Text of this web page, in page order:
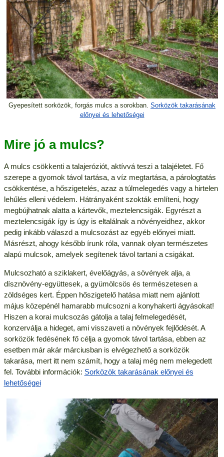
Gyepesített sorközök, forgás mulcs a sorokban. Sorközök takarásának
előnyei és lehetőségei
Mire jó a mulcs?
A mulcs csökkenti a talajeróziót, aktívvá teszi a talajéletet. Fő
szerepe a gyomok távol tartása, a víz megtartása, a párologtatás
csökkentése, a hőszigetelés, azaz a túlmelegedés vagy a hirtelen
lehűlés elleni védelem. Hátrányaként szokták említeni, hogy
megbújhatnak alatta a kártevők, meztelencsigák. Egyrészt a
meztelencsigák így is úgy is eltalálnak a növényeidhez, akkor
pedig inkább válaszd a mulcsozást az egyéb előnyei miatt.
Másrészt, ahogy később írunk róla, vannak olyan természetes
alapú mulcsok, amelyek segítenek távol tartani a csigákat.
Mulcsozható a sziklakert, évelőágyás, a sövények alja, a
dísznövény-együttesek, a gyümölcsös és természetesen a
zöldséges kert. Éppen hőszigetelő hatása miatt nem ajánlott
május közepénél hamarabb mulcsozni a konyhakerti ágyásokat!
Hiszen a korai mulcsozás gátolja a talaj felmelegedését,
konzerválja a hideget, ami visszaveti a növények fejlődését. A
sorközök fedésének fő célja a gyomok távol tartása, ebben az
esetben már akár márciusban is elvégezhető a sorközök
takarása, mert itt nem számít, hogy a talaj még nem melegedett
fel. További információk: Sorközök takarásának előnyei és
lehetőségei